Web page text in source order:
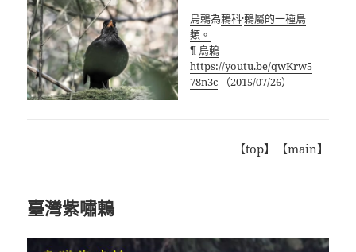
烏鶇為鶇科·鶇屬的一種鳥
類 。
¶ 烏鶇
https://youtu.be/qwKrw5
78n3c （2015/07/26）
【top】【main】
臺灣紫嘯鶇